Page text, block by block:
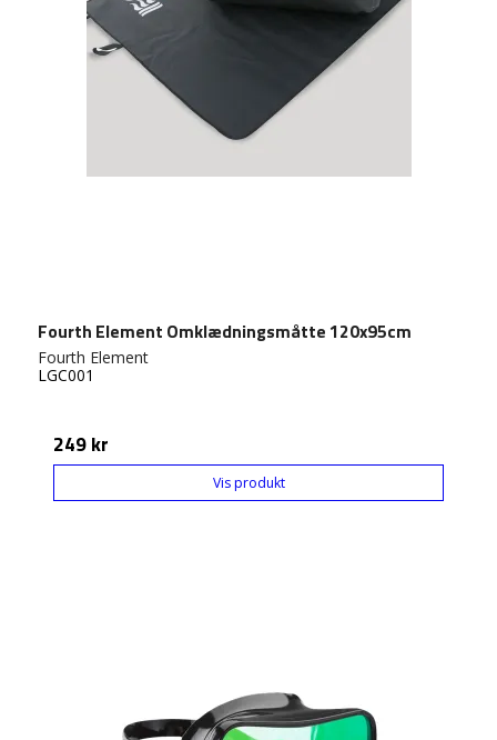
Fourth Element Omklædningsmåtte 120x95cm
Fourth Element
LGC001
249 kr
Vis produkt